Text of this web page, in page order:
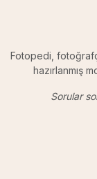
Fotopedi,
hazırlanmış
Sorular